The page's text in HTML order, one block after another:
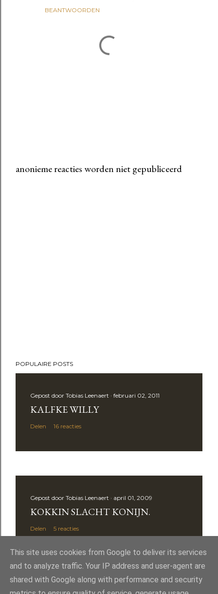
BEANTWOORDEN
e
n
anonieme reacties worden niet gepubliceerd
POPULAIRE POSTS
Gepost door Tobias Leenaert februari 02, 2011
KALFKE WILLY
Delen 16 reacties
Gepost door Tobias Leenaert april 01, 2009
KOKKIN SLACHT KONIJN.
Delen 5 reacties
This site uses cookies from Google to deliver its services
and to analyze traffic. Your IP address and user-agent are
shared with Google along with performance and security